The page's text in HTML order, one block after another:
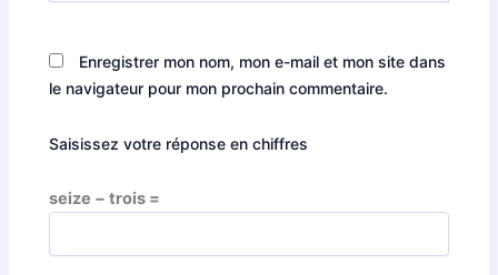
Enregistrer mon nom, mon e-mail et mon site dans
le navigateur pour mon prochain commentaire.
Saisissez votre réponse en chiffres
seize − trois =